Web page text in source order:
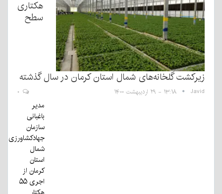
هکتاری
سطح
زیرکشت گلخانه‌های شمال استان کرمان در سال گذشته
Javid ۱۳:۱۸ - ۲۹ اردیبهشت ۱۴۰۰
مدیر
باغبانی
سازمان
جهادکشاورزی
شمال
استان
کرمان از
اجری ۵۵